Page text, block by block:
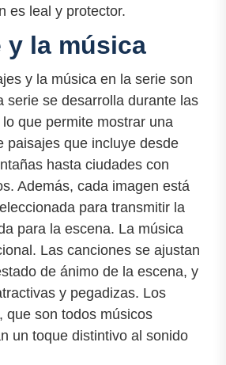
es leal y protector.
y la música
y la música en la serie son
serie se desarrolla durante las
que permite mostrar una
paisajes que incluye desde
hasta ciudades con
Además, cada imagen está
para transmitir la
para la escena. La música
Las canciones se ajustan
de ánimo de la escena, y
y pegadizas. Los
que son todos músicos
un toque distintivo al sonido